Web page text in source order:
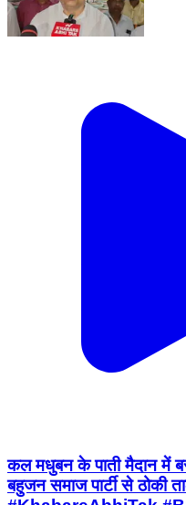
कल मधुबन के पाती मैदान में
बहुजन समाज पार्टी से ठोकी